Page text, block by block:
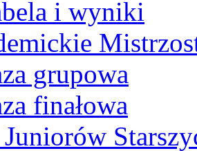
i wyniki
grupowa
finałowa